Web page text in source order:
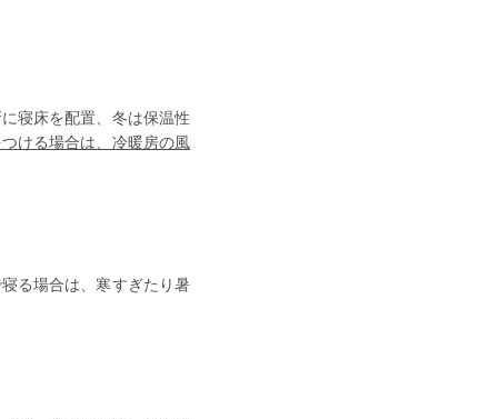
寝床を配置、 冬は保温性
ける場合は、冷暖房の風
る場合は、寒すぎたり暑